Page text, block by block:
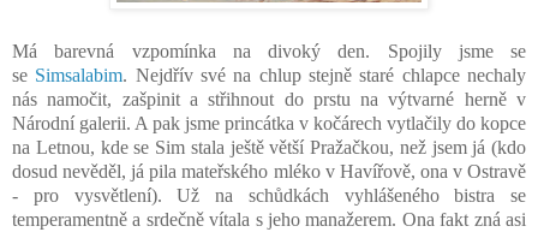
Má barevná vzpomínka na divoký den. Spojily jsme se
se Simsalabim. Nejdřív své na chlup stejně staré chlapce nechaly
nás namočit, zašpinit a střihnout do prstu na výtvarné herně v
Národní galerii. A pak jsme princátka v kočárech vytlačily do kopce
na Letnou, kde se Sim stala ještě větší Pražačkou, než jsem já (kdo
dosud nevěděl, já pila mateřského mléko v Havířově, ona v Ostravě
- pro vysvětlení). Už na schůdkách vyhlášeného bistra se
temperamentně a srdečně vítala s jeho manažerem. Ona fakt zná asi